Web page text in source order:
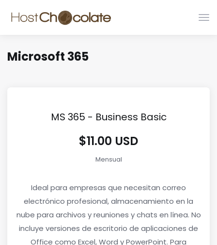
Microsoft 365
MS 365 - Business Basic
$11.00 USD
Mensual
Ideal para empresas que necesitan correo
electrónico profesional, almacenamiento en la
nube para archivos y reuniones y chats en línea. No
incluye versiones de escritorio de aplicaciones de
Office como Excel, Word y PowerPoint. Para